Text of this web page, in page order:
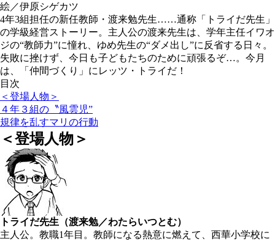
絵／伊原シゲカツ
4年3組担任の新任教師・渡来勉先生……通称「トライだ先生」
の学級経営ストーリー。主人公の渡来先生は、学年主任イワオ
ジの“教師力”に憧れ、ゆめ先生の“ダメ出し”に反省する日々。
失敗に挫けず、今日も子どもたちのために頑張るぞ…。今月
は、「仲間づくり」にレッツ・トライだ！
目次
＜登場人物＞
４年３組の〝風雲児”
規律を乱すマリの行動
＜登場人物＞
トライだ先生（渡来勉／わたらいつとむ）
主人公。教職1年目。教師になる熱意に燃えて、西華小学校に